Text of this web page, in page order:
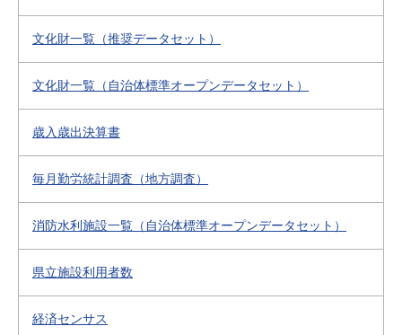
文化財一覧（推奨データセット）
文化財一覧（自治体標準オープンデータセット）
歳入歳出決算書
毎月勤労統計調査（地方調査）
消防水利施設一覧（自治体標準オープンデータセット）
県立施設利用者数
経済センサス